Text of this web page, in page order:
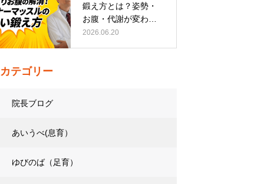
鍛え方とは？姿勢・
お腹・代謝が変わる
トレーニング…
2026.06.20
カテゴリー
院長ブログ
あいうべ(息育）
ゆびのば（足育）